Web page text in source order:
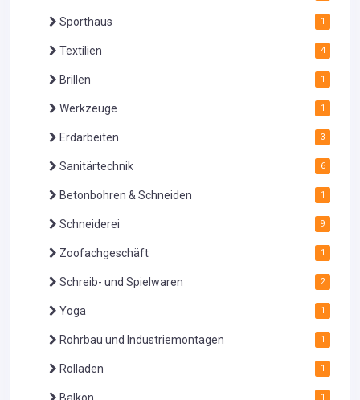
Sporthaus 1
Textilien 4
Brillen 1
Werkzeuge 1
Erdarbeiten 3
Sanitärtechnik 6
Betonbohren & Schneiden 1
Schneiderei 9
Zoofachgeschäft 1
Schreib- und Spielwaren 2
Yoga 1
Rohrbau und Industriemontagen 1
Rolladen 1
Balkon 1